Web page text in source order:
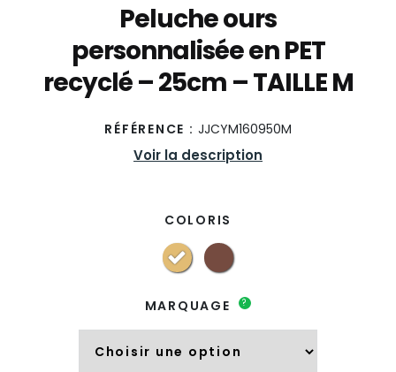
Peluche ours
personnalisée en PET
recyclé – 25cm – TAILLE M
RÉFÉRENCE : JJCYM160950M
Voir la description
COLORIS
MARQUAGE ?